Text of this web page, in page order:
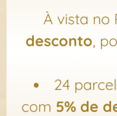
À vista no
desconto,
24
com 5% de